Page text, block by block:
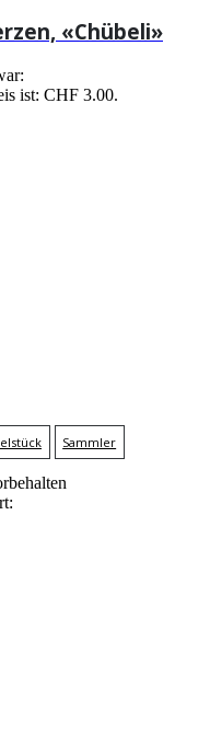
«Chübeli»
ist: CHF 3.00.
Sammler